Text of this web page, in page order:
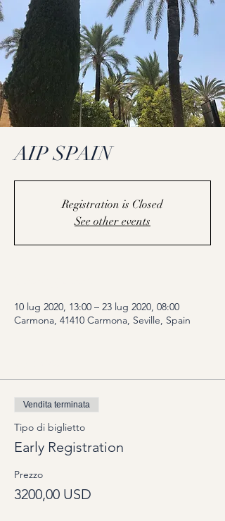
AIP SPAIN
Registration is Closed
See other events
10 lug 2020, 13:00 – 23 lug 2020, 08:00
Carmona, 41410 Carmona, Seville, Spain
Vendita terminata
Tipo di biglietto
Early Registration
Prezzo
3200,00 USD